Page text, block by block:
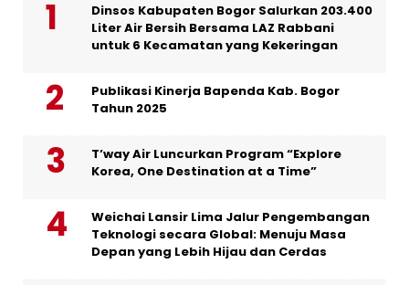
Dinsos Kabupaten Bogor Salurkan 203.400
Liter Air Bersih Bersama LAZ Rabbani
untuk 6 Kecamatan yang Kekeringan
Publikasi Kinerja Bapenda Kab. Bogor
Tahun 2025
T’way Air Luncurkan Program “Explore
Korea, One Destination at a Time”
Weichai Lansir Lima Jalur Pengembangan
Teknologi secara Global: Menuju Masa
Depan yang Lebih Hijau dan Cerdas